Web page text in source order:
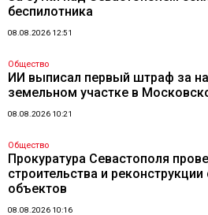
беспилотника
08.08.2026 12:51
Общество
ИИ выписал первый штраф за
земельном участке в
08.08.2026 10:21
Общество
Прокуратура Севастополя
строительства и
объектов
08.08.2026 10:16